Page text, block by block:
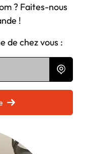
? Faites-nous
!
de chez vous :